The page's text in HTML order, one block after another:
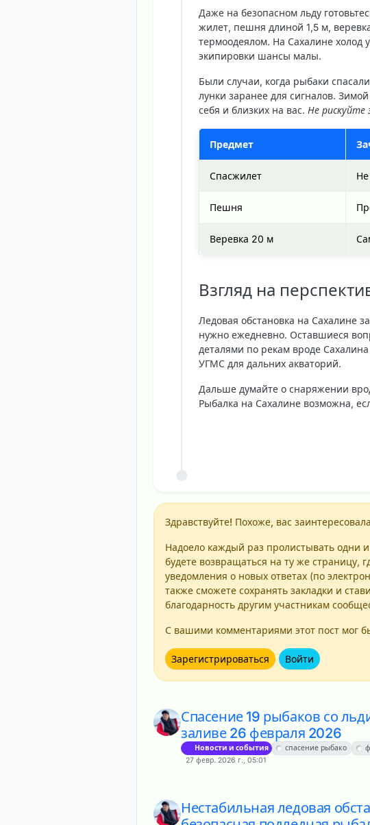
Даже на безопасном льду
жилет, пешня длиной 1,5 м,
термоодеялом. На Сахалине холод
экипировки шансы малы.
Были случаи, когда рыбаки
лунки заранее для сигналов.
себя и близких на вас. Не рискуйте
Предмет
Спасжилет
Пешня
Веревка 20 м
Взгляд на
Ледовая обстановка на Сахалине
нужно ежедневно. Оставшиеся
деталями по рекам вроде
УГМС для дальних акваторий.
Дальше думайте о снаряжении
Рыбалка на Сахалине возможна,
Здравствуйте! Похоже, вас
Надоело каждый раз пролистывать одни
будете возвращаться на ту же страницу,
уведомления о новых ответах (по
также сможете сохранять закладки и
благодарность другим участникам
С вашими комментариями этот пост мог
Зарегистрироваться Войти
Спасение 19 рыбаков со
заливе 26 февраля 2026
Новости и события спасение рыбако
27 февр. 2026 г., 05:01
Нестабильная ледовая